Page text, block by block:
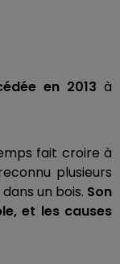
en 2013 à
fait croire à
plusieurs
un bois. Son
et les causes